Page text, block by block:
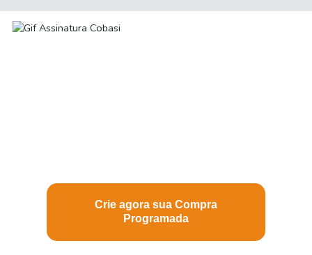
Crie agora sua Compra
Programada